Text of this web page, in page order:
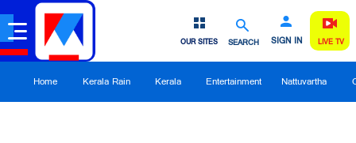
SEARCH SIGN IN
OUR SITES LIVE TV
Home Kerala Rain Kerala Entertainment Nattuvartha